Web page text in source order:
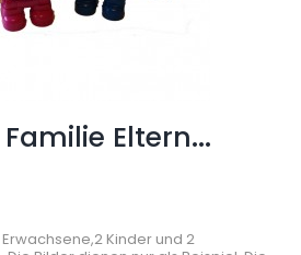
Eltern...
Kinder und 2